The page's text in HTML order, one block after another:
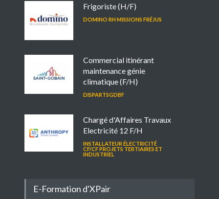
Frigoriste (H/F)
DOMINO RH MISSIONS FRÉJUS
Commercial itinérant
maintenance génie
climatique (F/H)
DISPARTSGDBF
Chargé d'Affaires Travaux
Electricité 12 F/H
INSTALLATEUR ÉLECTRICITÉ
CF/CF PROJETS TERTIAIRES ET
INDUSTRIEL
E-Formation d'XPair